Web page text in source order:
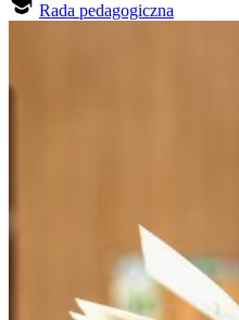
Rada pedagogiczna